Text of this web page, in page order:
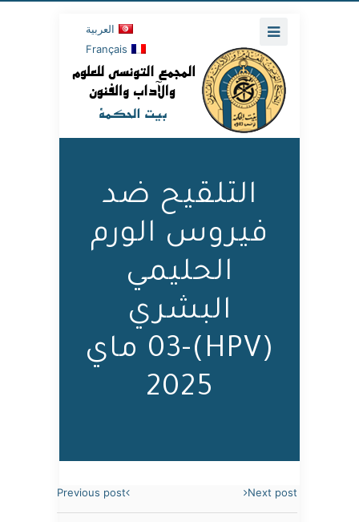
العربية
Français
التلقيح ضد
فيروس الورم
الحليمي
البشري
(HPV)-03 ماي
2025
Previous post Next post